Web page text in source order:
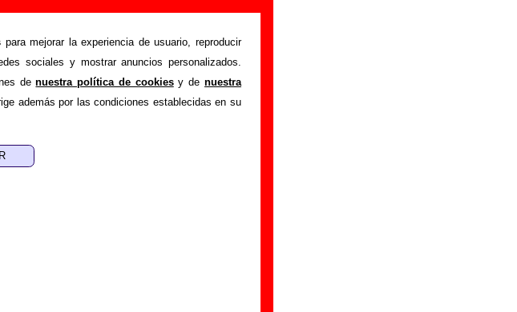
para mejorar la experiencia de usuario, reproducir
sociales y mostrar anuncios personalizados.
denuestra política de cookiesy denuestra
además por las condiciones establecidas en su
y publicaciones
Cancer Moon: sus componentes iniciales y
relacionados, los discos y las canciones que
lo deseas, puedes ayudar a
Ventura. La última actualización del mismo